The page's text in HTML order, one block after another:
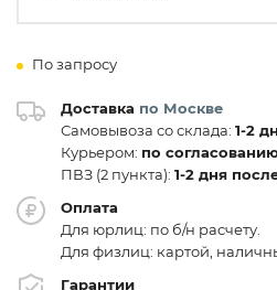
По запросу
Доставка по Москве
Самовывоза со склада: 1-2
Курьером: по
ПВЗ (2 пункта): 1-2 дня
Оплата
Для юрлиц: по б/н расчету.
Для физлиц: картой,
Гарантии